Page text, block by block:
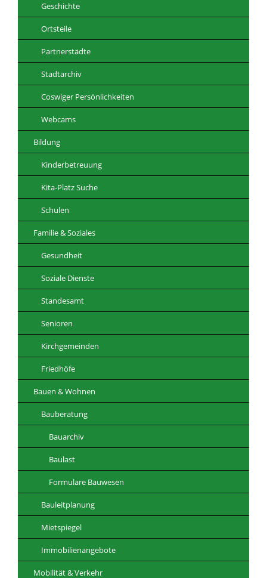
Geschichte
Ortsteile
Partnerstädte
Stadtarchiv
Coswiger Persönlichkeiten
Webcams
Bildung
Kinderbetreuung
Kita-Platz Suche
Schulen
Familie & Soziales
Gesundheit
Soziale Dienste
Standesamt
Senioren
Kirchgemeinden
Friedhöfe
Bauen & Wohnen
Bauberatung
Bauarchiv
Baulast
Formulare Bauwesen
Bauleitplanung
Mietspiegel
Immobilienangebote
Mobilität & Verkehr